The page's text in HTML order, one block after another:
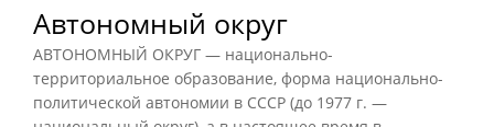
Автономный округ
АВТОНОМНЫЙ ОКРУГ — национально-
территориальное образование, форма национально-
политической автономии в СССР (до 1977 г. —